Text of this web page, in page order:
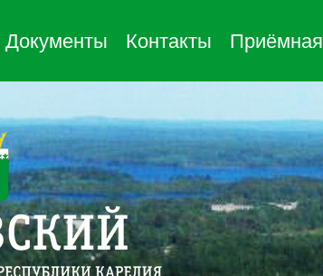
Документы Контакты Приёмная